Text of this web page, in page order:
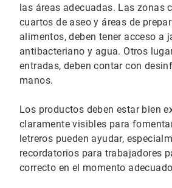
las áreas adecuadas. Las zonas
cuartos de aseo y áreas de
alimentos, deben tener acceso a
antibacteriano y agua. Otros
entradas, deben contar con
manos.
Los productos deben estar bien
claramente visibles para
letreros pueden ayudar,
recordatorios para trabajadores
correcto en el momento